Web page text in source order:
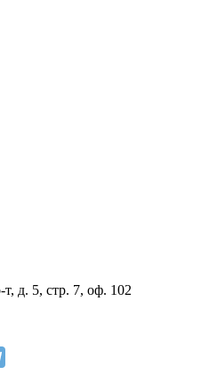
д. 5, стр. 7, оф. 102